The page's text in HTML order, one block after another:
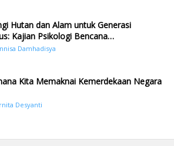
Hutan dan Alam untuk Generasi
Kajian Psikologi Bencana
di Sumatera Pasca Tragedi
Damhadisya
Kita Memaknai Kemerdekaan Negara
Desyanti